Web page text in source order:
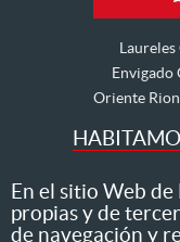
Laureles
Envigado
Oriente
Nos dedicamos al
En el sitio Web
propias y de
de navegación y